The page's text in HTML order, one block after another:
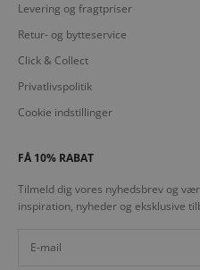
Levering og fragtpriser
Retur- og bytteservice
Click & Collect
Privatlivspolitik
Cookie indstillinger
FÅ 10% RABAT
Tilmeld dig vores nyhedsbrev og
inspiration, nyheder og eksklusive